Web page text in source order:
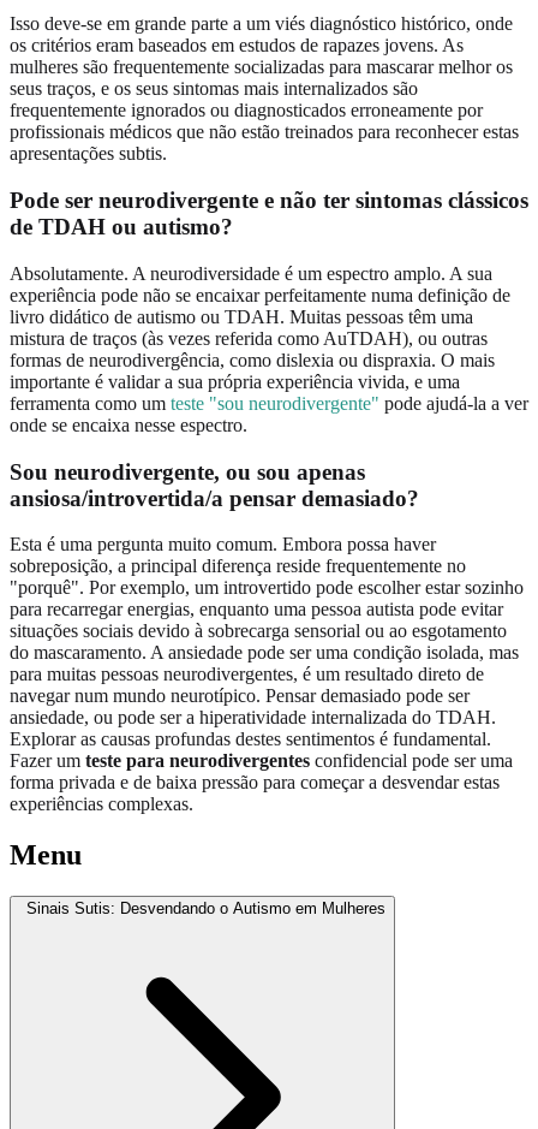
Isso deve-se em grande parte a um viés diagnóstico histórico, onde
os critérios eram baseados em estudos de rapazes jovens. As
mulheres são frequentemente socializadas para mascarar melhor os
seus traços, e os seus sintomas mais internalizados são
frequentemente ignorados ou diagnosticados erroneamente por
profissionais médicos que não estão treinados para reconhecer estas
apresentações subtis.
Pode ser neurodivergente e não ter sintomas clássicos
de TDAH ou autismo?
Absolutamente. A neurodiversidade é um espectro amplo. A sua
experiência pode não se encaixar perfeitamente numa definição de
livro didático de autismo ou TDAH. Muitas pessoas têm uma
mistura de traços (às vezes referida como AuTDAH), ou outras
formas de neurodivergência, como dislexia ou dispraxia. O mais
importante é validar a sua própria experiência vivida, e uma
ferramenta como um teste "sou neurodivergente" pode ajudá-la a ver
onde se encaixa nesse espectro.
Sou neurodivergente, ou sou apenas
ansiosa/introvertida/a pensar demasiado?
Esta é uma pergunta muito comum. Embora possa haver
sobreposição, a principal diferença reside frequentemente no
"porquê". Por exemplo, um introvertido pode escolher estar sozinho
para recarregar energias, enquanto uma pessoa autista pode evitar
situações sociais devido à sobrecarga sensorial ou ao esgotamento
do mascaramento. A ansiedade pode ser uma condição isolada, mas
para muitas pessoas neurodivergentes, é um resultado direto de
navegar num mundo neurotípico. Pensar demasiado pode ser
ansiedade, ou pode ser a hiperatividade internalizada do TDAH.
Explorar as causas profundas destes sentimentos é fundamental.
Fazer um teste para neurodivergentes confidencial pode ser uma
forma privada e de baixa pressão para começar a desvendar estas
experiências complexas.
Menu
Sinais Sutis: Desvendando o Autismo em Mulheres